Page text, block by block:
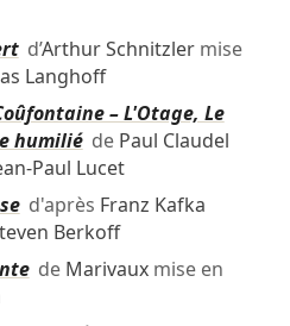
d’Arthur Schnitzlermise
Langhoff
– L'Otage, Le
humiliéde Paul Claudel
Paul Lucet
d'après Franz Kafka
Berkoff
de Marivauxmise en